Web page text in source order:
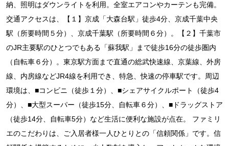
納、照明はダウンライトを利用。全室エアコンやカーテンも完備。
交通アクセスは、【１】京成「大森台駅」徒歩4分、京成千葉中央
駅（所要時間５分）、京成千葉駅（所要時間６分）。【２】千葉市
のJR主要駅のひとつでもある「蘇我駅」まで徒歩16分の徒歩圏内
（自転車６分）。東京駅方面まで直通の総武快速線、京葉線、外房
線、内房線などJR4線を利用でき、特急、快速の停車駅です。周辺
環境は、■コンビニ（徒歩１分）、■シェアサイクルポート（徒歩4
分）、■大型スーパー（徒歩15分、自転車６分）、■ドラッグストア
（徒歩14分、自転車5分）など生活に便利な施設が点在。 ファミリ
エのこだわりは、ご入居者様一人ひとりとの「信頼関係」です。信